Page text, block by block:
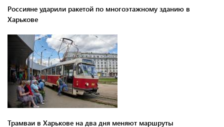
Россияне ударили ракетой по многоэтажному зданию в
Харькове
Трамваи в Харькове на два дня меняют маршруты